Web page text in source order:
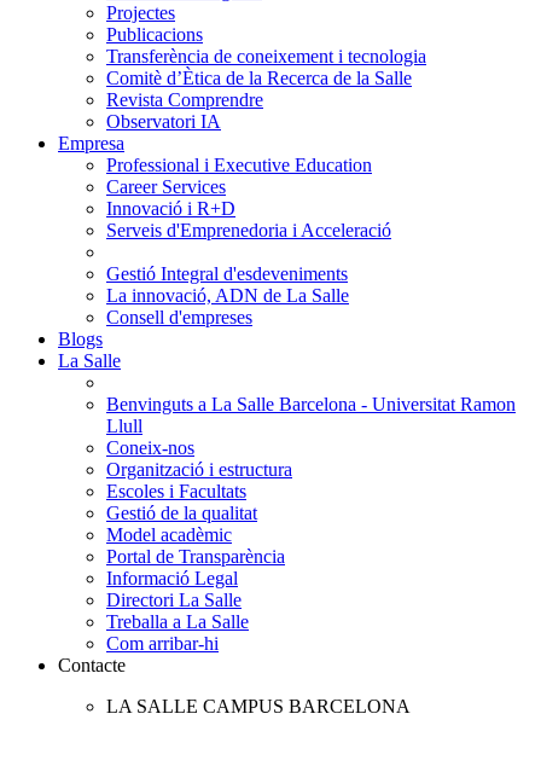
Projectes
Publicacions
Transferència de coneixement i tecnologia
Comitè d’Ètica de la Recerca de la Salle
Revista Comprendre
Observatori IA
Empresa
Professional i Executive Education
Career Services
Innovació i R+D
Serveis d'Emprenedoria i Acceleració
Gestió Integral d'esdeveniments
La innovació, ADN de La Salle
Consell d'empreses
Blogs
La Salle
Benvinguts a La Salle Barcelona - Universitat Ramon
Llull
Coneix-nos
Organització i estructura
Escoles i Facultats
Gestió de la qualitat
Model acadèmic
Portal de Transparència
Informació Legal
Directori La Salle
Treballa a La Salle
Com arribar-hi
Contacte
LA SALLE CAMPUS BARCELONA